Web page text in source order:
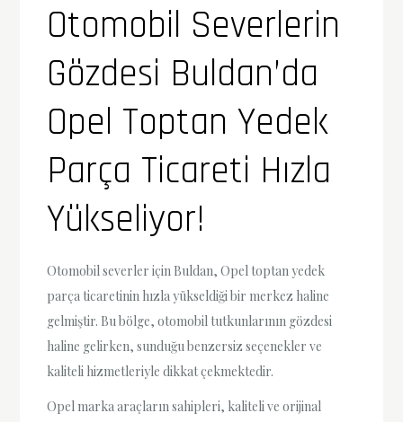
Otomobil Severlerin
Gözdesi Buldan’da
Opel Toptan Yedek
Parça Ticareti Hızla
Yükseliyor!
Otomobil severler için Buldan, Opel toptan yedek
parça ticaretinin hızla yükseldiği bir merkez haline
gelmiştir. Bu bölge, otomobil tutkunlarının gözdesi
haline gelirken, sunduğu benzersiz seçenekler ve
kaliteli hizmetleriyle dikkat çekmektedir.
Opel marka araçların sahipleri, kaliteli ve orijinal